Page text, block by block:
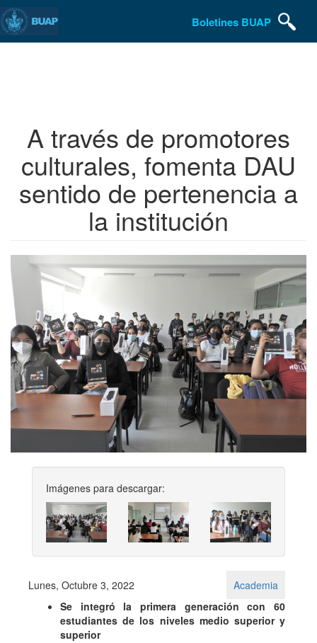
Boletines BUAP
A través de promotores
culturales, fomenta DAU
sentido de pertenencia a
la institución
Imágenes para descargar:
Previous Next
Lunes, Octubre 3, 2022
Academia
Se integró la primera generación con 60
estudiantes de los niveles medio superior y
superior